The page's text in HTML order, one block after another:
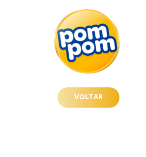
VOLTAR